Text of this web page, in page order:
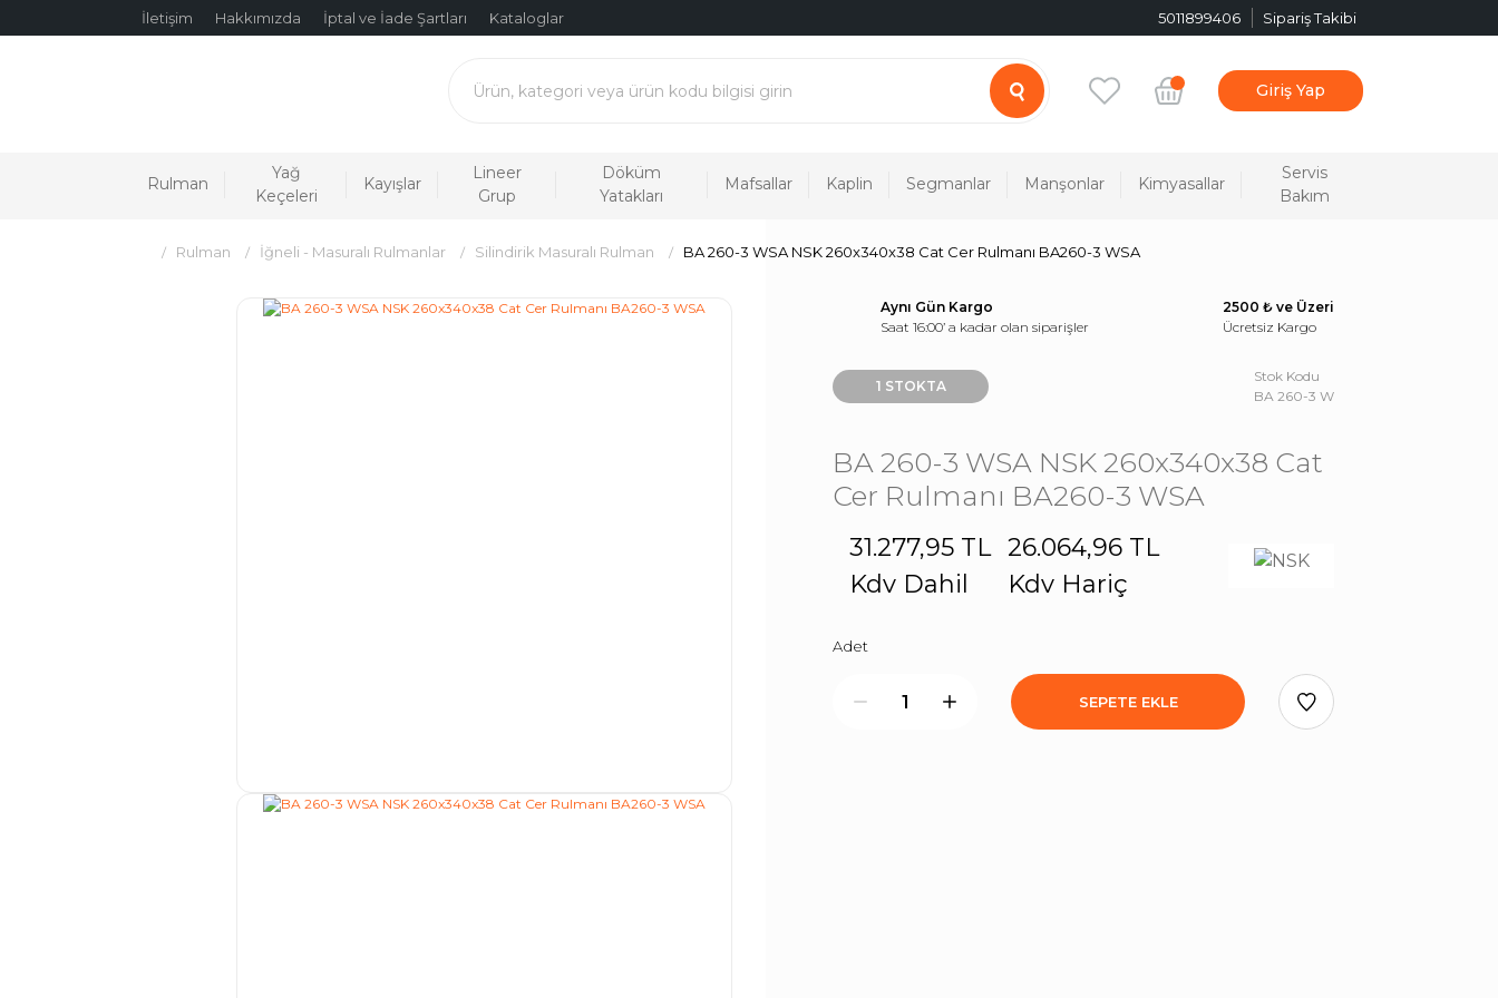
İletişim Hakkımızda İptal ve İade Şartları Kataloglar 5011899406 Sipariş Takibi
Giriş Yap
Rulman
Yağ
Keçeleri
Kayışlar
Lineer
Grup
Döküm
Yatakları
Mafsallar Kaplin Segmanlar Manşonlar Kimyasallar
Servis
Bakım
Rulman İğneli - Masuralı Rulmanlar Silindirik Masuralı Rulman BA 260-3 WSA NSK 260x340x38 Cat Cer Rulmanı BA260-3 WSA
Aynı Gün Kargo
Saat 16:00’ a kadar olan siparişler
2500 ₺ ve Üzeri
Ücretsiz Kargo
1 STOKTA
Stok Kodu
BA 260-3 W
BA 260-3 WSA NSK 260x340x38 Cat
Cer Rulmanı BA260-3 WSA
31.277,95 TL
Kdv Dahil
26.064,96 TL
Kdv Hariç
Adet
SEPETE EKLE